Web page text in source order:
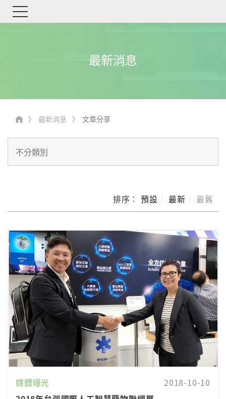
最新消息
最新消息 文章分享
排序：預設 最新 最舊
媒體曝光
2018-10-10